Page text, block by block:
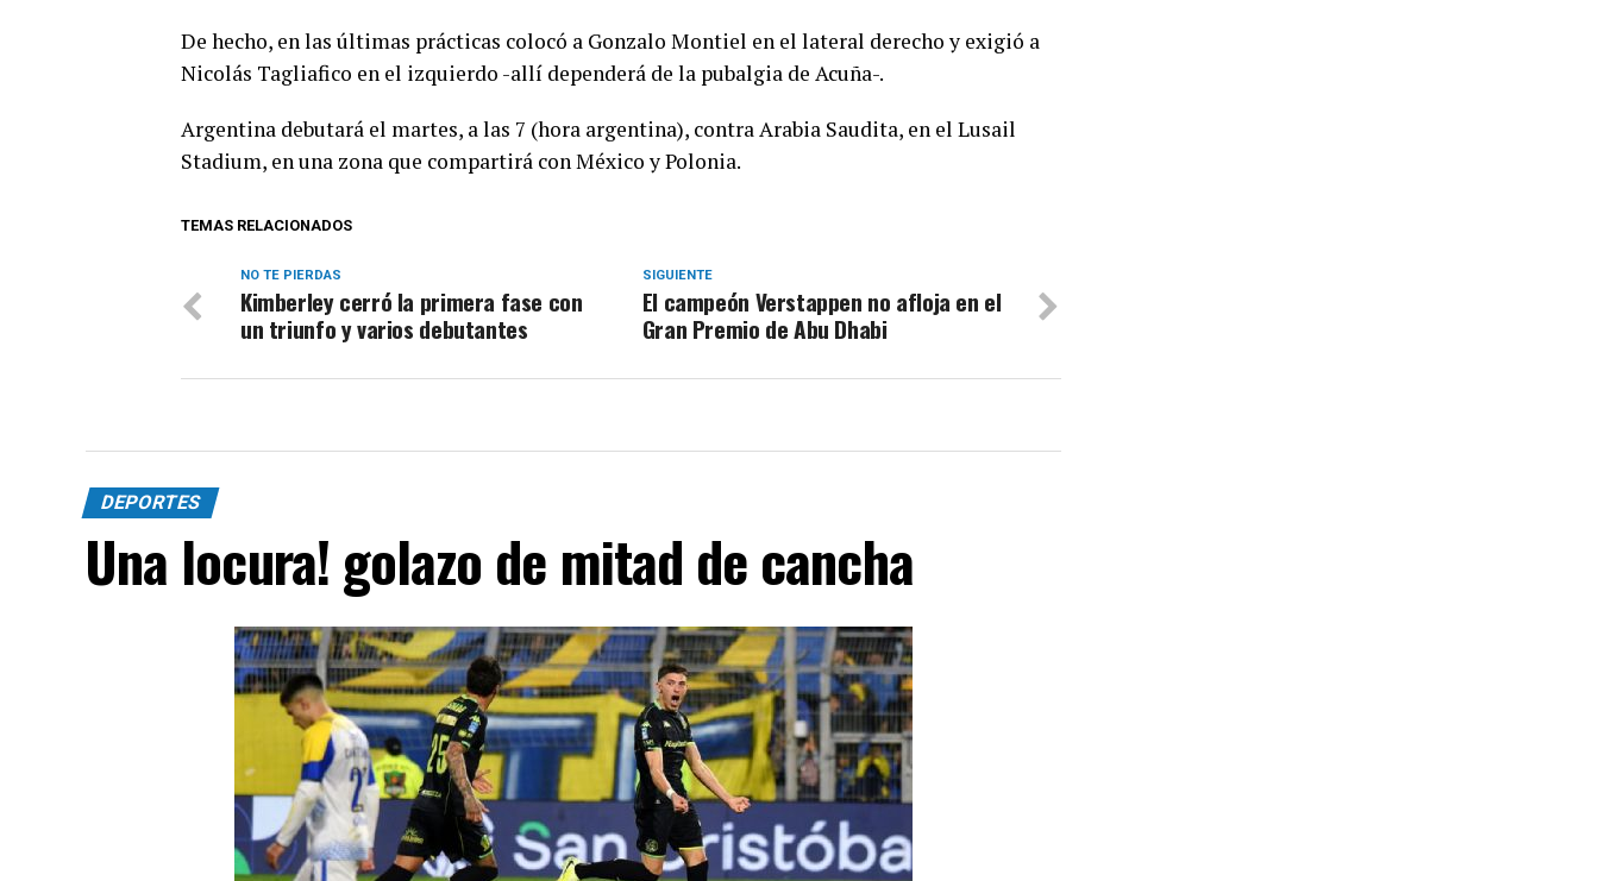
De hecho, en las últimas prácticas colocó a Gonzalo Montiel en el lateral derecho y exigió a
Nicolás Tagliafico en el izquierdo -allí dependerá de la pubalgia de Acuña-.
Argentina debutará el martes, a las 7 (hora argentina), contra Arabia Saudita, en el Lusail
Stadium, en una zona que compartirá con México y Polonia.
TEMAS RELACIONADOS
SIGUIENTE
El campeón Verstappen no afloja en el
Gran Premio de Abu Dhabi
NO TE PIERDAS
Kimberley cerró la primera fase con
un triunfo y varios debutantes
DEPORTES
Una locura! golazo de mitad de cancha